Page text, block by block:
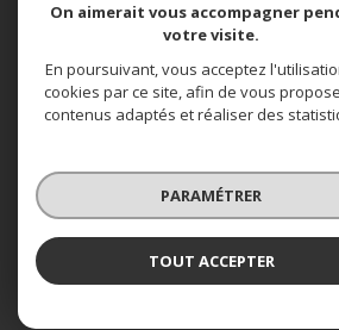
Cookies
© 2026 | Tous droits réservés
Réalisé par
On aimerait vous accompagner
votre visite.
En poursuivant, vous acceptez
cookies par ce site, afin de vous
contenus adaptés et réaliser des
PARAMÉTRER
TOUT ACCEPTER